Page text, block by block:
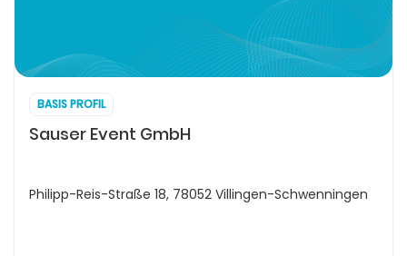
BASIS PROFIL
Sauser Event GmbH
Philipp-Reis-Straße 18, 78052 Villingen-Schwenningen